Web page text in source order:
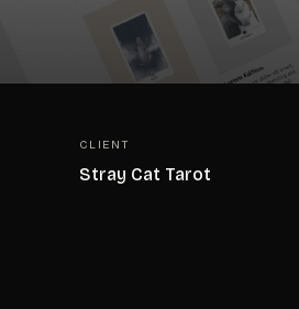
CLIENT
Stray Cat Tarot